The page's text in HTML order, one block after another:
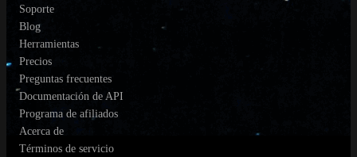
Soporte
Blog
Herramientas
Precios
Preguntas frecuentes
Documentación de API
Programa de afiliados
Acerca de
Términos de servicio